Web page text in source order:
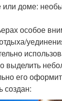
или доме:
особое
выделить
его
создан: